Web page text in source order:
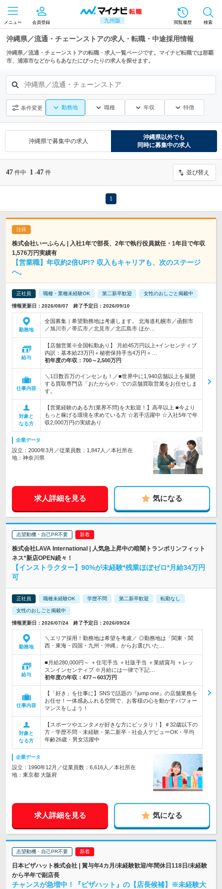
九州版
メニュー 会員登録 閲覧履歴 検索
沖縄県／流通・チェーンストアの求人・転職・中途採用情報
沖縄県／流通・チェーンストアの転職・求人一覧ページです。マイナビ転職では那覇
市、浦添市などからもあなたにぴったりの求人を探せます。
沖縄県／流通・チェーンストア
条件変更 勤務地 職種 年収 特徴
沖縄県で募集中の求人
沖縄県以外でも
同時に募集中の求人
47 件中 1 -47 件 並び替え
1
株式会社いーふらん | 入社1年で部長、2年で執行役員就任・1年目で年収
1,576万円実績有
【営業職】年収約2倍UP!? 収入もキャリアも、次のステージ
へ。
正社員 職種・業種未経験OK 第二新卒歓迎 女性のおしごと掲載中
情報更新日：2026/08/07 終了予定日：2026/09/10
勤務地
全国募集｜希望勤務地は考慮します。 北海道札幌市／函館市
／旭川市／帯広市／北見市／北広島市 ほか…
給与
【店舗営業※全国転勤あり】 月給45万円以上+インセンティブ
内訳：基本給23万円＋秘密保持手当4万円＋…
初年度の年収： 700～2,500万円
仕事内容
＼1日数百万のインセンも！／■世界中に1,940店舗以上を展開
する買取専門店「おたからや」での店舗買取営業をお任せしま
す。
対象と
なる方
【営業経験のある方(業界不問)を大歓迎！】高卒以上 ■今より
もっと稼げる環境を求めている方 ☆若手活躍中 ☆入社5年で年
収2,000万円の実績あり
企業データ
設立：2000年3月／従業員数：1,847人／本社所在
地：神奈川県
求人詳細を見る 気になる
志望動機・自己PR不要
株式会社LAVA International | 人気急上昇中の暗闇トランポリンフィット
ネス*新店OPEN続々！
【インストラクター】90%が未経験*残業ほぼゼロ*月給34万円
可
正社員 職種未経験OK 学歴不問 第二新卒歓迎 転勤なし
女性のおしごと掲載中
情報更新日：2026/07/24 終了予定日：2026/09/24
勤務地
＼エリア採用！勤務地は希望を考慮／ ◎勤務地は「関東・関
西・東海・四国・九州・沖縄」からお選びいた…
給与
■月給280,000円～ ＋住宅手当 ＋社販手当 ＋業績賞与 ＋レッ
スンインセンティブ ※月給には一律で下記…
初年度の年収： 477～603万円
仕事内容
【「好き」を仕事に】SNSで話題の『jump one』の店舗業務を
お任せ！一体感あふれる空間で、お客様の心を動かすパフォー
マンスをしよう！
対象と
なる方
【スポーツやエンタメが好きな方にピッタリ！】＃32歳以下の
方・学歴不問・未経験・第二新卒・社会人デビューOK・平均
年齢26歳・男女活躍中
企業データ
設立：1990年12月／従業員数：6,616人／本社所在
地：東京都 大阪府
求人詳細を見る 気になる
志望動機・自己PR不要
日本ピザハット株式会社 | 賞与年4カ月/未経験歓迎/年間休日118日/未経験
から半年で副店長
チャンスが急増中！『ピザハット』の【店長候補】※未経験大